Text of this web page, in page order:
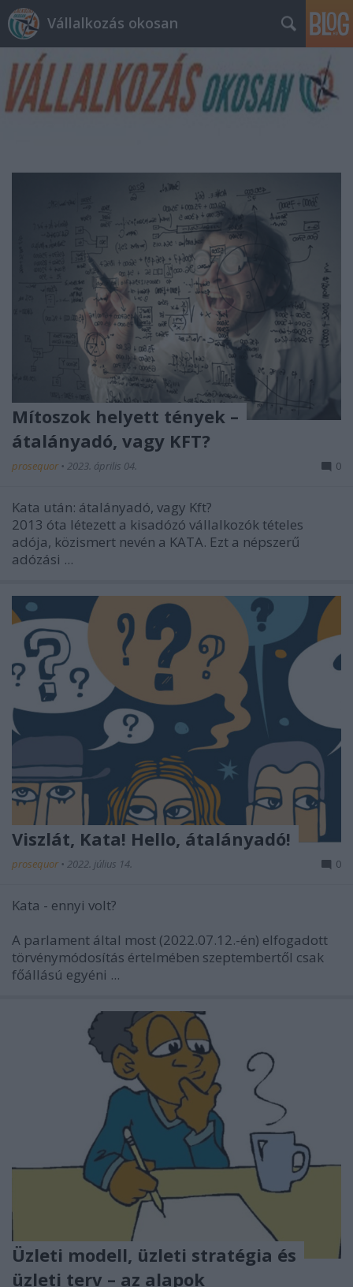
Vállalkozás okosan
Mítoszok helyett tények –
átalányadó, vagy KFT?
prosequor • 2023. április 04. 0
Kata után: átalányadó, vagy Kft?
2013 óta létezett a kisadózó vállalkozók tételes
adója, közismert nevén a KATA. Ezt a népszerű
adózási ...
Viszlát, Kata! Hello, átalányadó!
prosequor • 2022. július 14. 0
Kata - ennyi volt?
A parlament által most (2022.07.12.-én) elfogadott
törvénymódosítás értelmében szeptembertől csak
főállású egyéni ...
Üzleti modell, üzleti stratégia és
üzleti terv – az alapok